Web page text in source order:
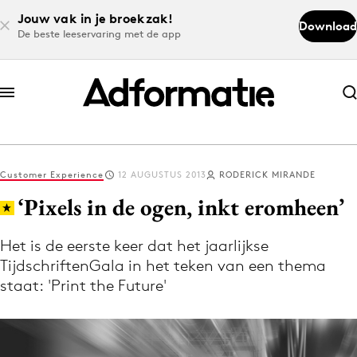
Jouw vak in je broekzak!
De beste leeservaring met de app
Download
Abonneer nu
Abonneer nu
Log in
Download de app
Volg het laatste nieuws via de Adformatie
Nieuws app
Customer Experience 12 AUGUSTUS 2013 RODERICK MIRANDE
‘Pixels in de ogen, inkt eromheen’
Het is de eerste keer dat het jaarlijkse
TijdschriftenGala in het teken van een thema
staat: 'Print the Future'